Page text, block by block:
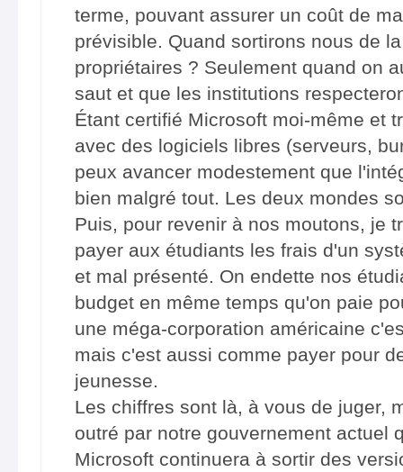
terme, pouvant assurer un coût de
prévisible. Quand sortirons nous de
propriétaires ? Seulement quand on
saut et que les institutions
Étant certifié Microsoft moi-même et
avec des logiciels libres (serveurs,
peux avancer modestement que
bien malgré tout. Les deux mondes
Puis, pour revenir à nos moutons, je
payer aux étudiants les frais d'un
et mal présenté. On endette nos
budget en même temps qu'on paie
une méga-corporation américaine
mais c'est aussi comme payer pour
jeunesse.
Les chiffres sont là, à vous de juger,
outré par notre gouvernement actuel
Microsoft continuera à sortir des